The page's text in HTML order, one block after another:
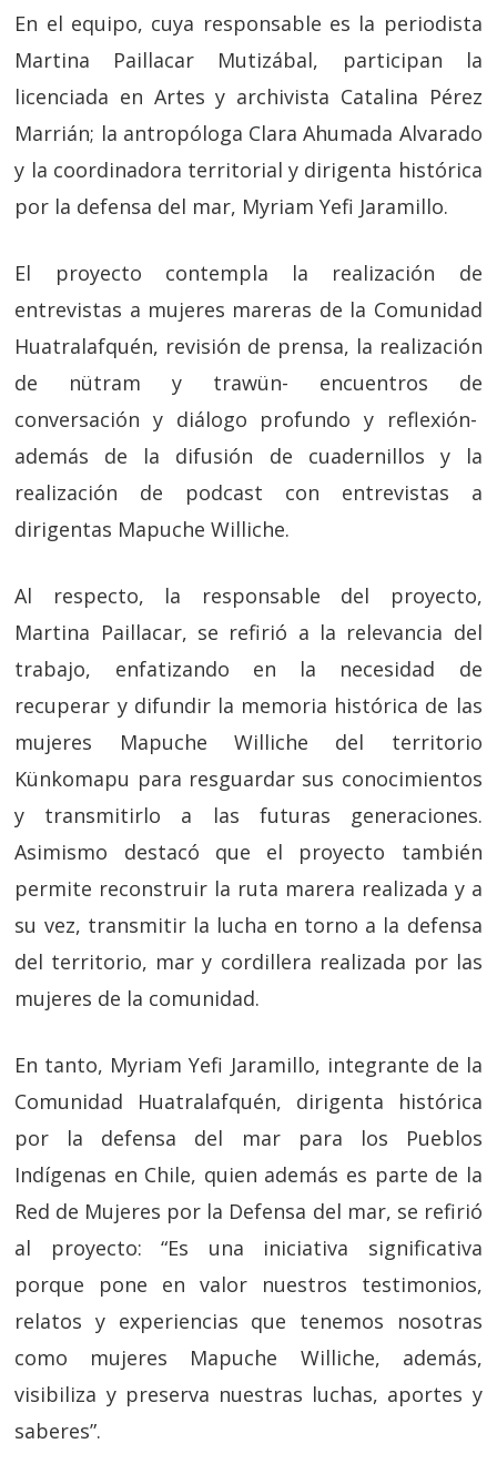
En el equipo, cuya responsable es la periodista
Martina Paillacar Mutizábal, participan la
licenciada en Artes y archivista Catalina Pérez
Marrián; la antropóloga Clara Ahumada Alvarado
y la coordinadora territorial y dirigenta histórica
por la defensa del mar, Myriam Yefi Jaramillo.
El proyecto contempla la realización de
entrevistas a mujeres mareras de la Comunidad
Huatralafquén, revisión de prensa, la realización
de nütram y trawün- encuentros de
conversación y diálogo profundo y reflexión-
además de la difusión de cuadernillos y la
realización de podcast con entrevistas a
dirigentas Mapuche Williche.
Al respecto, la responsable del proyecto,
Martina Paillacar, se refirió a la relevancia del
trabajo, enfatizando en la necesidad de
recuperar y difundir la memoria histórica de las
mujeres Mapuche Williche del territorio
Künkomapu para resguardar sus conocimientos
y transmitirlo a las futuras generaciones.
Asimismo destacó que el proyecto también
permite reconstruir la ruta marera realizada y a
su vez, transmitir la lucha en torno a la defensa
del territorio, mar y cordillera realizada por las
mujeres de la comunidad.
En tanto, Myriam Yefi Jaramillo, integrante de la
Comunidad Huatralafquén, dirigenta histórica
por la defensa del mar para los Pueblos
Indígenas en Chile, quien además es parte de la
Red de Mujeres por la Defensa del mar, se refirió
al proyecto:“Es una iniciativa significativa
porque pone en valor nuestros testimonios,
relatos y experiencias que tenemos nosotras
como mujeres Mapuche Williche, además,
visibiliza y preserva nuestras luchas, aportes y
saberes”.